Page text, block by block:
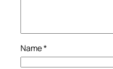
Name*